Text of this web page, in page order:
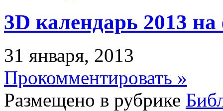
3D календарь 2013
31 января, 2013
Прокомментировать »
Размещено в рубрике